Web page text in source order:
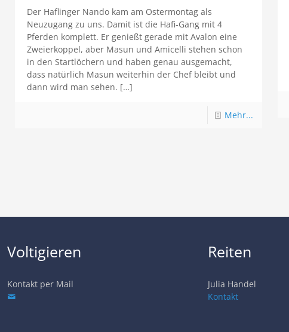
Der Haflinger Nando kam am Ostermontag als
Neuzugang zu uns. Damit ist die Hafi-Gang mit 4
Pferden komplett. Er genießt gerade mit Avalon eine
Zweierkoppel, aber Masun und Amicelli stehen schon
in den Startlöchern und haben genau ausgemacht,
dass natürlich Masun weiterhin der Chef bleibt und
dann wird man sehen. […]
Mehr...
Voltigieren
Kontakt per Mail
Reiten
Julia Handel
Kontakt